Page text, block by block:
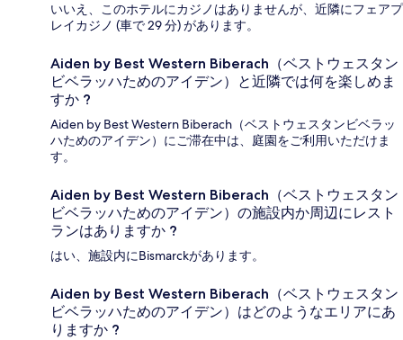
いいえ、このホテルにカジノはありませんが、近隣にフェアプ
レイカジノ (車で 29 分) があります。
Aiden by Best Western Biberach（ベストウェスタン
ビベラッハためのアイデン）と近隣では何を楽しめま
すか ?
Aiden by Best Western Biberach（ベストウェスタンビベラッ
ハためのアイデン）にご滞在中は、庭園をご利用いただけま
す。
Aiden by Best Western Biberach（ベストウェスタン
ビベラッハためのアイデン）の施設内か周辺にレスト
ランはありますか ?
はい、施設内にBismarckがあります。
Aiden by Best Western Biberach（ベストウェスタン
ビベラッハためのアイデン）はどのようなエリアにあ
りますか ?